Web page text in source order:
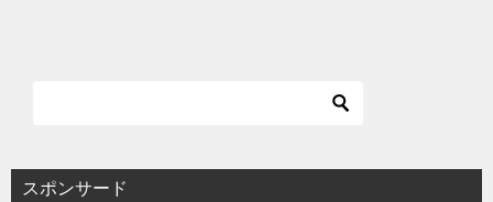
スポンサード